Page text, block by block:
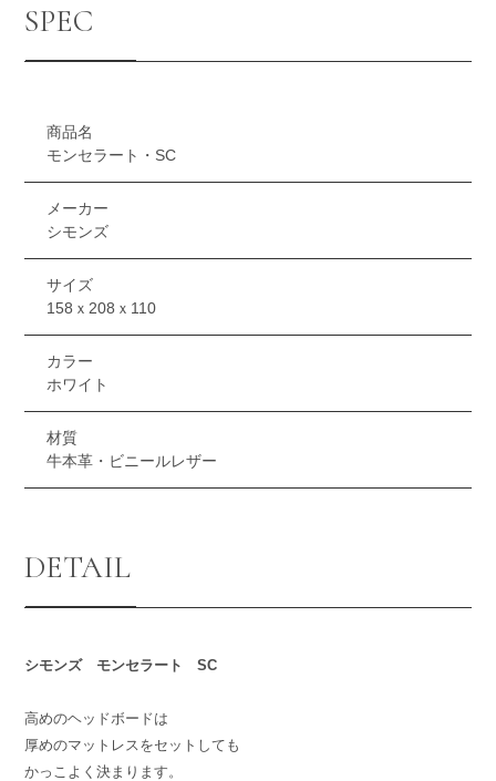
SPEC
商品名
モンセラート・SC
メーカー
シモンズ
サイズ
158ｘ208ｘ110
カラー
ホワイト
材質
牛本革・ビニールレザー
DETAIL
シモンズ モンセラート SC
高めのヘッドボードは
厚めのマットレスをセットしても
かっこよく決まります。